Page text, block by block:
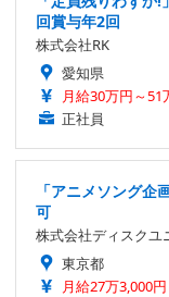
回賞与年2回
株式会社RK
愛知県
月給30万円～51
正社員
「アニメソング
可
株式会社ディスクユ
東京都
月給27万3,000円